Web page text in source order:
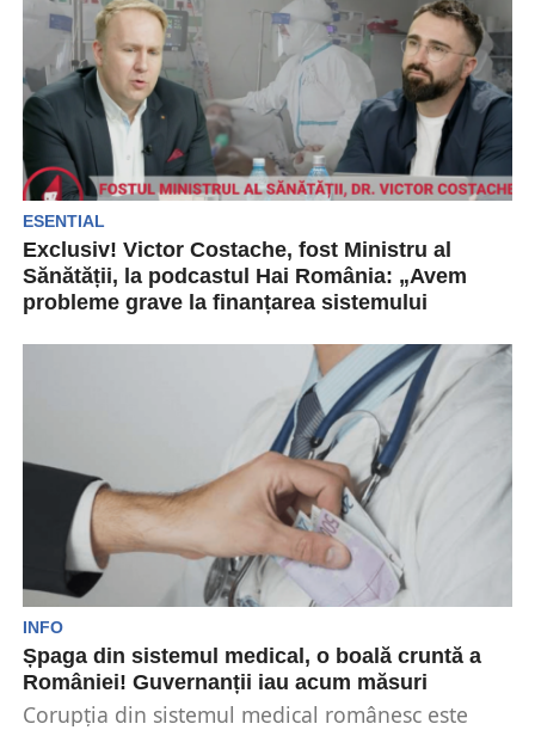
ESENTIAL
Exclusiv! Victor Costache, fost Ministru al
Sănătății, la podcastul Hai România: „Avem
probleme grave la finanțarea sistemului
În cadrul podcastului difuzat astăzi pe canalul de
YouTube, Hai România, Ionuț Cristache l-a avut
INFO
Șpaga din sistemul medical, o boală cruntă a
României! Guvernanții iau acum măsuri
Corupția din sistemul medical românesc este